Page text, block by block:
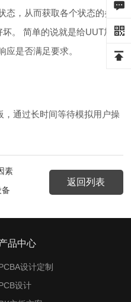
态，从而获取各个状态的参数
。 简单的说就是给UUT加载
应是否满足要求。
通过长时间等待模拟用户操
返回列表
素
品中心
设计定制
设计